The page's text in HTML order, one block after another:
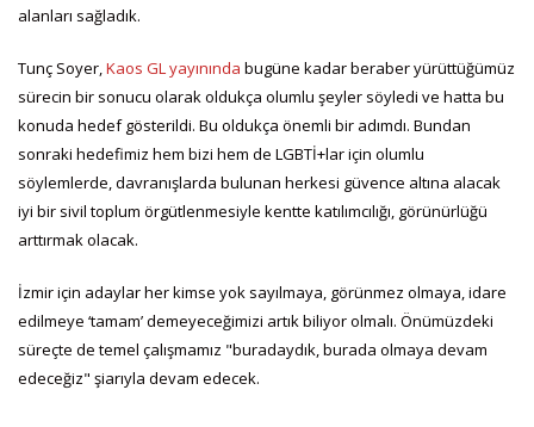
alanları sağladık.
Tunç Soyer,Kaos GL yayınında bugüne kadar beraber yürüttüğümüz
sürecin bir sonucu olarak oldukça olumlu şeyler söyledi ve hatta bu
konuda hedef gösterildi. Bu oldukça önemli bir adımdı. Bundan
sonraki hedefimiz hem bizi hem de LGBTİ+lar için olumlu
söylemlerde, davranışlarda bulunan herkesi güvence altına alacak
iyi bir sivil toplum örgütlenmesiyle kentte katılımcılığı, görünürlüğü
arttırmak olacak.
İzmir için adaylar her kimse yok sayılmaya, görünmez olmaya, idare
edilmeye ‘tamam’ demeyeceğimizi artık biliyor olmalı. Önümüzdeki
süreçte de temel çalışmamız "buradaydık, burada olmaya devam
edeceğiz" şiarıyla devam edecek.